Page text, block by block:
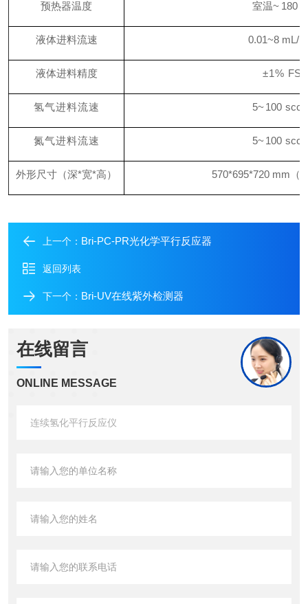
预热器温度 室温~ 180
液体进料流速 0.01~8 mL /
液体进料精度 ±1% FS
氢气进料流速 5~ 100
氮气进料流速 5~ 100
外形尺寸（深*宽*高） 570*695*720 mm （
上一个： Bri-PC-PR光化学平行反应器
返回列表
下一个： Bri-UV在线紫外检测器
在线留言
ONLINE MESSAGE